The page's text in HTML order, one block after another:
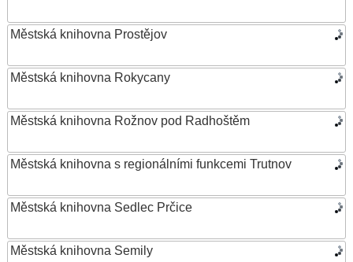
Městská knihovna Prostějov
Městská knihovna Rokycany
Městská knihovna Rožnov pod Radhoštěm
Městská knihovna s regionálními funkcemi Trutnov
Městská knihovna Sedlec Prčice
Městská knihovna Semily